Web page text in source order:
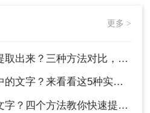
免安
）整理
更多 >
？三种方法对比，一看就懂！
来看看这5种实用方法详解吧！
？四个方法教你快速提取！